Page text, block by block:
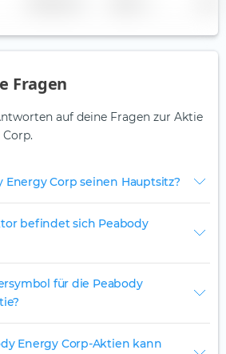
Fragen
auf deine Fragen zur Aktie
Energy Corp seinen Hauptsitz?
befindet sich Peabody
für die Peabody
Energy Corp-Aktien kann